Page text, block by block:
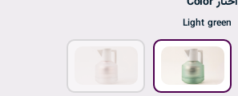
Light green